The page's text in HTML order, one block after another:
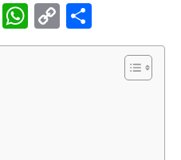
Li
W
h
C
o
h